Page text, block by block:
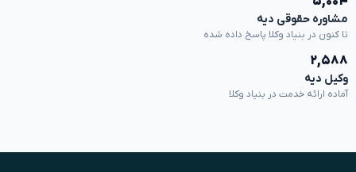
مشاوره حقوقی دیه
تا کنون در بنیاد وکلا پاسخ داده شده
۲,۵۸۸
وکیل دیه
آماده ارائه خدمت در بنیاد وکلا